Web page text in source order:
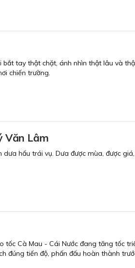
tay thật chặt, ánh nhìn thật lâu và
chiến trường.
Văn Lâm
hấu trái vụ. Dưa được mùa, được
Cà Mau - Cái Nước đang tăng tốc
đúng tiến độ, phấn đấu hoàn thành